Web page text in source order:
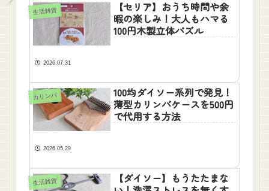
生活雑貨
【セリア】おうち時間や余
暇の楽しみ！大人もハマる
100円木製立体パズル
2026.07.31
カリンバ
100均ダイソー系列で発見！
薄型カリンバケースを500円
で代用する方法
2026.05.29
生活雑貨
【ダイソー】もうたたまな